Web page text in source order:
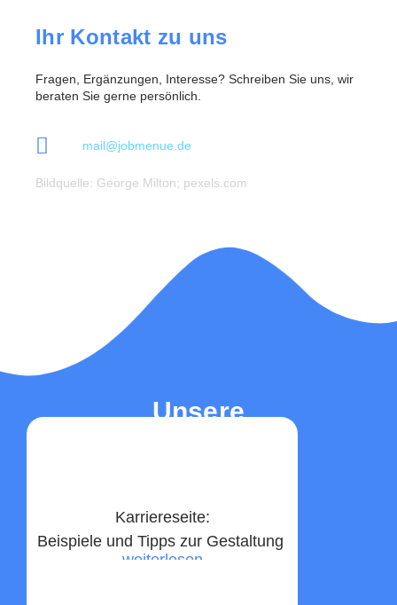
Ihr Kontakt zu uns
Fragen, Ergänzungen, Interesse? Schreiben Sie uns, wir
beraten Sie gerne persönlich.
mail@jobmenue.de
Bildquelle: George Milton; pexels.com
Unsere
Karriereseite:
Beispiele und Tipps zur Gestaltung ​
weiterlesen